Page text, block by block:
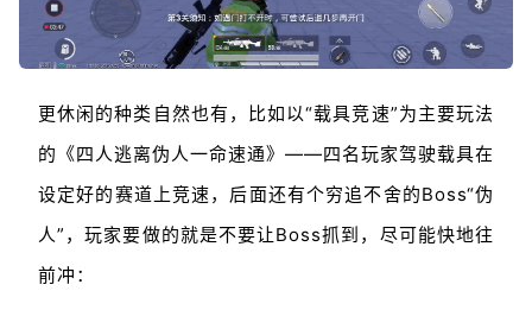
更休闲的种类自然也有，比如以“载具竞速”为主要玩法
的《四人逃离伪人一命速通》——四名玩家驾驶载具在
设定好的赛道上竞速，后面还有个穷追不舍的Boss“伪
人”，玩家要做的就是不要让Boss抓到，尽可能快地往
前冲：